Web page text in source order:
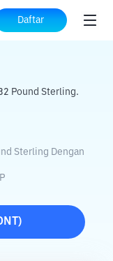
Daftar
GBP
Pound Sterling.
Sterling Dengan
)